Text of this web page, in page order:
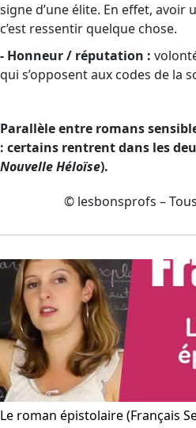
signe d’une élite. En effet, avoir
c’est ressentir quelque chose.
- Honneur / réputation :
qui s’opposent aux codes de la
Parallèle entre romans
: certains rentrent dans les
Nouvelle Héloïse).
© lesbonsprofs –
Le roman épistolaire (Français